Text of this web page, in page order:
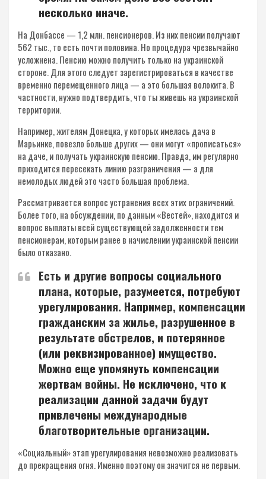
несколько иначе.
На Донбассе — 1,2 млн. пенсионеров. Из них пенсии получают
562 тыс., то есть почти половина. Но процедура чрезвычайно
усложнена. Пенсию можно получить только на украинской
стороне. Для этого следует зарегистрироваться в качестве
временно перемещенного лица — а это большая волокита. В
частности, нужно подтвердить, что ты живешь на украинской
территории.
Например, жителям Донецка, у которых имелась дача в
Марьинке, повезло больше других — они могут «прописаться»
на даче, и получать украинскую пенсию. Правда, им регулярно
приходится пересекать линию разграничения — а для
немолодых людей это часто большая проблема.
Рассматривается вопрос устранения всех этих ограничений.
Более того, на обсуждении, по данным «Вестей», находится и
вопрос выплаты всей существующей задолженности тем
пенсионерам, которым ранее в начислении украинской пенсии
было отказано.
Есть и другие вопросы социального
плана, которые, разумеется, потребуют
урегулирования. Например, компенсации
гражданским за жилье, разрушенное в
результате обстрелов, и потерянное
(или реквизированное) имущество.
Можно еще упомянуть компенсации
жертвам войны. Не исключено, что к
реализации данной задачи будут
привлечены международные
благотворительные организации.
«Социальный» этап урегулирования невозможно реализовать
до прекращения огня. Именно поэтому он значится не первым.